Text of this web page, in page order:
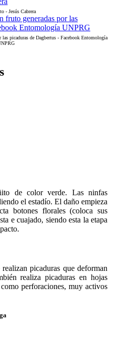
- Jesús Cabrera
las picaduras de Dagbertus - Facebook Entomología
de color verde. Las ninfas
el estadío. El daño empieza
botones florales (coloca sus
e cuajado, siendo esta la etapa
picaduras que deforman
realiza picaduras en hojas
perforaciones, muy activos